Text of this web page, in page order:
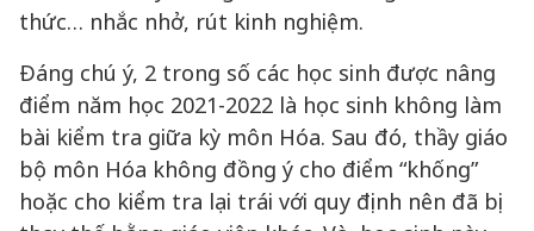
thức… nhắc nhở, rút kinh nghiệm.
Đáng chú ý, 2 trong số các học sinh được nâng
điểm năm học 2021-2022 là học sinh không làm
bài kiểm tra giữa kỳ môn Hóa. Sau đó, thầy giáo
bộ môn Hóa không đồng ý cho điểm “khống”
hoặc cho kiểm tra lại trái với quy định nên đã bị